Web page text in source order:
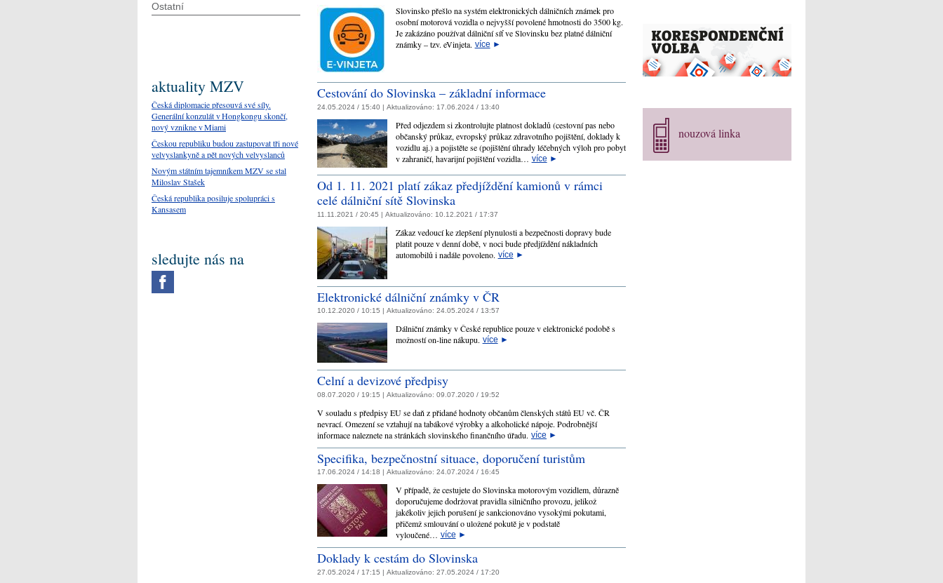
Slovinsko přešlo na systém elektronických dálničních známek pro
osobní motorová vozidla o nejvyšší povolené hmotnosti do 3500 kg.
Je zakázáno používat dálniční síť ve Slovinsku bez platné dálniční
známky – tzv. eVinjeta. více ►
Cestování do Slovinska – základní informace
24.05.2024 / 15:40 | Aktualizováno: 17.06.2024 / 13:40
Před odjezdem si zkontrolujte platnost dokladů (cestovní pas nebo
občanský průkaz, evropský průkaz zdravotního pojištění, doklady k
vozidlu aj.) a pojistěte se (pojištění úhrady léčebných výloh pro pobyt
v zahraničí, havarijní pojištění vozidla… více ►
Od 1. 11. 2021 platí zákaz předjíždění kamionů v rámci
celé dálniční sítě Slovinska
11.11.2021 / 20:45 | Aktualizováno: 10.12.2021 / 17:37
Zákaz vedoucí ke zlepšení plynulosti a bezpečnosti dopravy bude
platit pouze v denní době, v noci bude předjíždění nákladních
automobilů i nadále povoleno. více ►
Elektronické dálniční známky v ČR
10.12.2020 / 10:15 | Aktualizováno: 24.05.2024 / 13:57
Dálniční známky v České republice pouze v elektronické podobě s
možností on-line nákupu. více ►
Celní a devizové předpisy
08.07.2020 / 19:15 | Aktualizováno: 09.07.2020 / 19:52
V souladu s předpisy EU se daň z přidané hodnoty občanům členských států EU vč. ČR
nevrací. Omezení se vztahují na tabákové výrobky a alkoholické nápoje. Podrobnější
informace naleznete na stránkách slovinského finančního úřadu. více ►
Specifika, bezpečnostní situace, doporučení turistům
17.06.2024 / 14:18 | Aktualizováno: 24.07.2024 / 16:45
V případě, že cestujete do Slovinska motorovým vozidlem, důrazně
doporučujeme dodržovat pravidla silničního provozu, jelikož
jakékoliv jejich porušení je sankcionováno vysokými pokutami,
přičemž smlouvání o uložené pokutě je v podstatě
vyloučené… více ►
Doklady k cestám do Slovinska
27.05.2024 / 17:15 | Aktualizováno: 27.05.2024 / 17:20
Ostatní
aktuality MZV
Česká diplomacie přesouvá své síly.
Generální konzulát v Hongkongu skončí,
nový vznikne v Miami
Českou republiku budou zastupovat tři nové
velvyslankyně a pět nových velvyslanců
Novým státním tajemníkem MZV se stal
Miloslav Stašek
Česká republika posiluje spolupráci s
Kansasem
sledujte nás na
nouzová linka